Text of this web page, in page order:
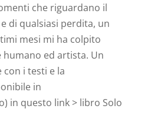
che riguardano il
di qualsiasi perdita, un
mesi mi ha colpito
humano ed artista. Un
i testi e la
in
in questo link > libro Solo